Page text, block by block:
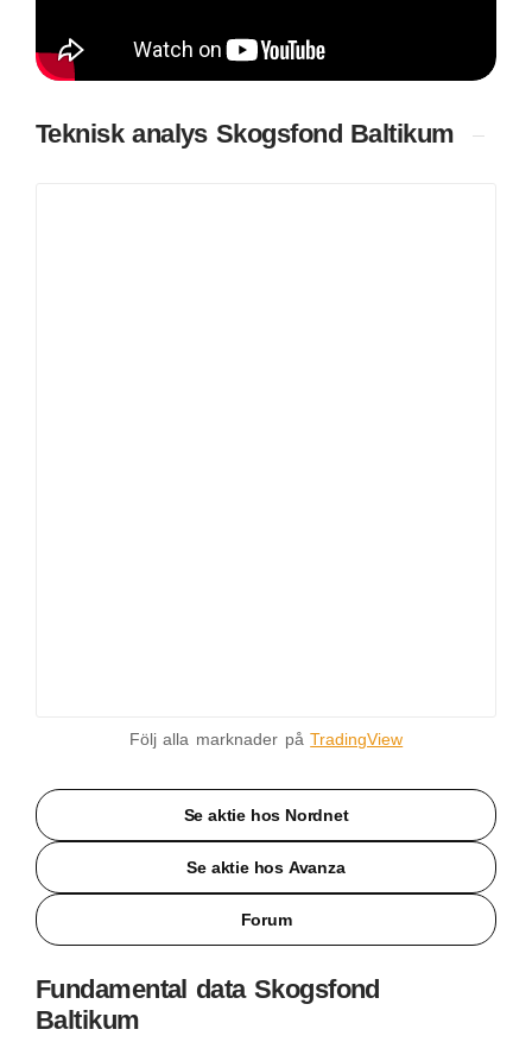
Teknisk analys Skogsfond Baltikum
Följ alla marknader påTradingView
Se aktie hos Nordnet
Se aktie hos Avanza
Forum
Fundamental data Skogsfond
Baltikum